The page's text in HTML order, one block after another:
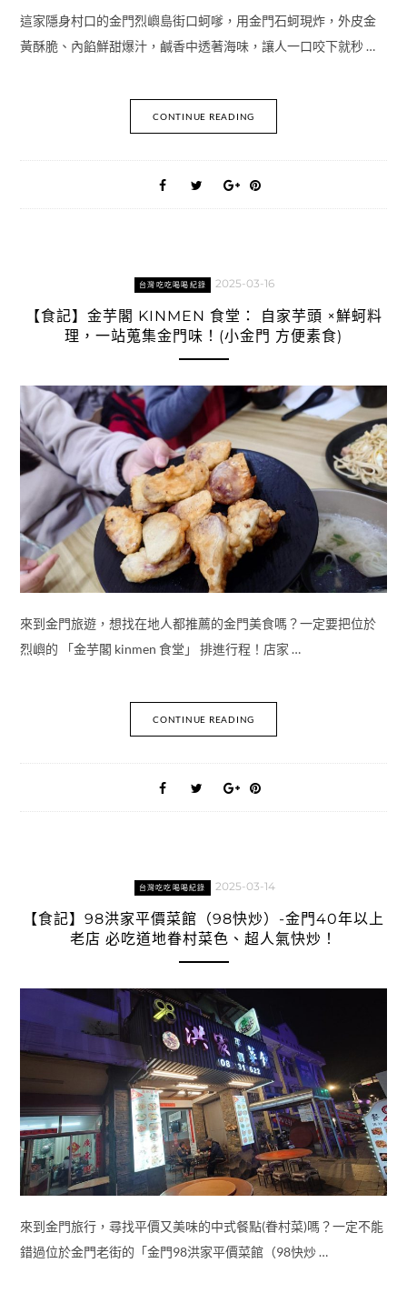
這家隱身村口的金門烈嶼島街口蚵嗲，用金門石蚵現炸，外皮金
黃酥脆、內餡鮮甜爆汁，鹹香中透著海味，讓人一口咬下就秒 …
CONTINUE READING
台灣吃吃喝喝紀錄 2025-03-16
【食記】金芋閣 KINMEN 食堂： 自家芋頭 ×鮮蚵料
理，一站蒐集金門味！(小金門 方便素食)
來到金門旅遊，想找在地人都推薦的金門美食嗎？一定要把位於
烈嶼的 「金芋閣 kinmen 食堂」 排進行程！店家 …
CONTINUE READING
台灣吃吃喝喝紀錄 2025-03-14
【食記】98洪家平價菜館（98快炒）-金門40年以上
老店 必吃道地眷村菜色、超人氣快炒！
來到金門旅行，尋找平價又美味的中式餐點(眷村菜)嗎？一定不能
錯過位於金門老街的「金門98洪家平價菜館（98快炒 …